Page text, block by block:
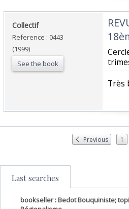
‎Collectif‎
Reference : 0443
(1999)
See the book
‎Très
Previous 1
Last searches
bookseller : Bedot Bouquiniste;